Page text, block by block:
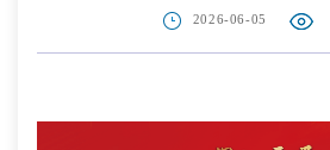
2026-06-05